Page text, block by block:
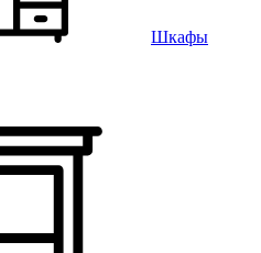
Шкафы